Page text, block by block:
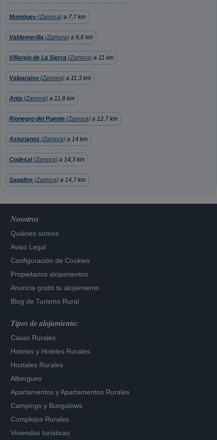
Mombuey (Zamora) a 7,7 km
Valdemerilla (Zamora) a 9,6 km
Villarejo de La Sierra (Zamora) a 11 km
Valparaiso (Zamora) a 11,3 km
Anta (Zamora) a 11,8 km
Rionegro del Puente (Zamora) a 12,7 km
Asturianos (Zamora) a 14 km
Codesal(Zamora) a 14,3 km
Sagallos (Zamora) a 14,7 km
Nosotros
Quiénes somos
Aviso Legal
Configuración de Cookies
Propietarios alojamientos
Anuncia gratis tu alojamiento
Blog de Turismo Rural
Tipos de alojamiento:
Casas Rurales
Hoteles y Hoteles Rurales
Hostales Rurales
Albergues
Apartamentos yApartamentos Rurales
Campings y Bungalows
Complejos Rurales
Viviendas turísticas